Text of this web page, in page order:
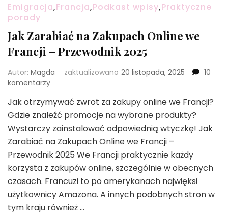
Emigracja,Francja,Podkast wpisy,Praktyczne
porady
Jak Zarabiać na Zakupach Online we
Francji – Przewodnik 2025
Autor: Magda zaktualizowano 20 listopada, 2025
10
komentarzydo
Zarabiać
na
Zakupach
we
Francji
–
Przewodnik
Jak otrzymywać zwrot za zakupy online we Francji?
Gdzie znaleźć promocje na wybrane produkty?
Wystarczy zainstalować odpowiednią wtyczkę! Jak
Zarabiać na Zakupach Online we Francji –
Przewodnik 2025 We Francji praktycznie każdy
korzysta z zakupów online, szczególnie w obecnych
czasach. Francuzi to po amerykanach najwięksi
użytkownicy Amazona. A innych podobnych stron w
tym kraju również …